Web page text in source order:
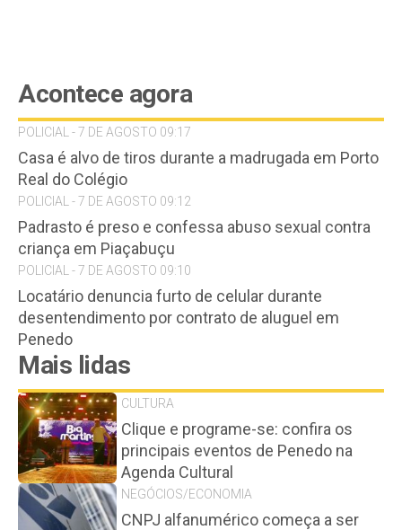
Acontece agora
POLICIAL - 7 DE AGOSTO 09:17
Casa é alvo de tiros durante a madrugada em Porto
Real do Colégio
POLICIAL - 7 DE AGOSTO 09:12
Padrasto é preso e confessa abuso sexual contra
criança em Piaçabuçu
POLICIAL - 7 DE AGOSTO 09:10
Locatário denuncia furto de celular durante
desentendimento por contrato de aluguel em
Penedo
Mais lidas
CULTURA
Clique e programe-se: confira os
principais eventos de Penedo na
Agenda Cultural
NEGÓCIOS/ECONOMIA
CNPJ alfanumérico começa a ser